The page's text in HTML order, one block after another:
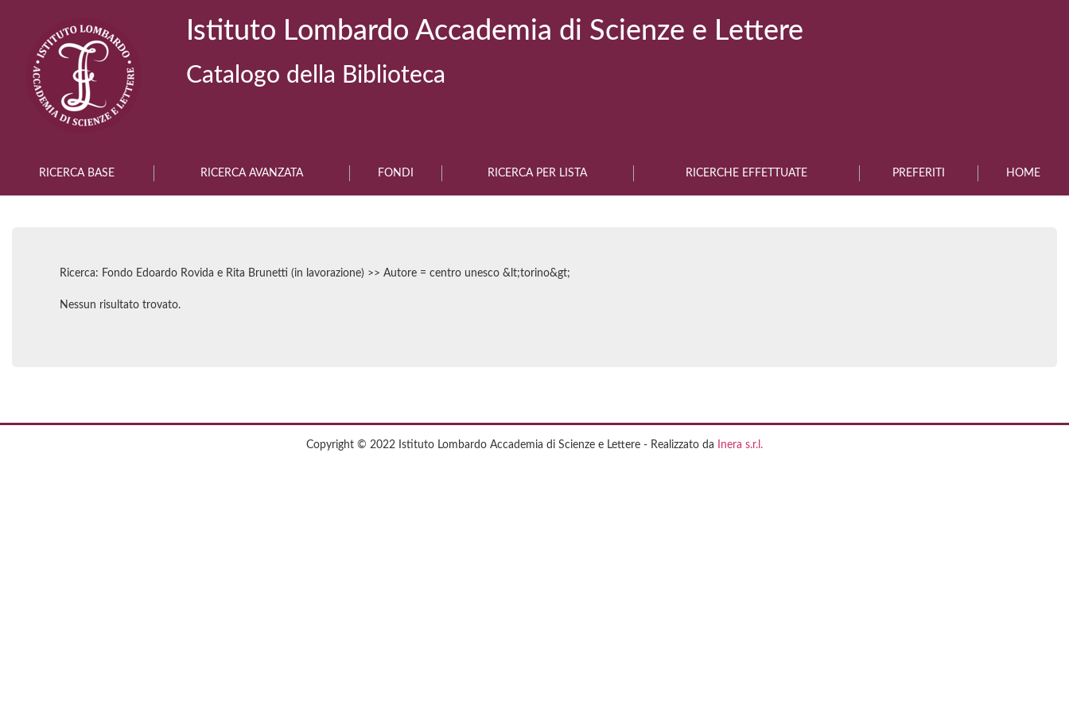
Istituto Lombardo Accademia di Scienze e Lettere
Catalogo della Biblioteca
RICERCA BASE RICERCA AVANZATA FONDI RICERCA PER LISTA RICERCHE EFFETTUATE PREFERITI HOME
Ricerca: Fondo Edoardo Rovida e Rita Brunetti (in lavorazione) >> Autore = centro unesco &lt;torino&gt;
Nessun risultato trovato.
Copyright © 2022 Istituto Lombardo Accademia di Scienze e Lettere - Realizzato da Inera s.r.l.